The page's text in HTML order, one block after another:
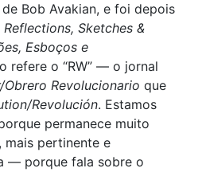
Bob Avakian, e foi depois
Reflections, Sketches &
Esboços e
refere o “RW” — o jornal
Revolucionario que
Revolución. Estamos
permanece muito
pertinente e
— porque fala sobre o